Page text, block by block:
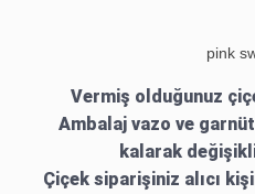
pink
Vermiş olduğunuz
Ambalaj vazo ve
kalarak
Çiçek siparişiniz alıcı